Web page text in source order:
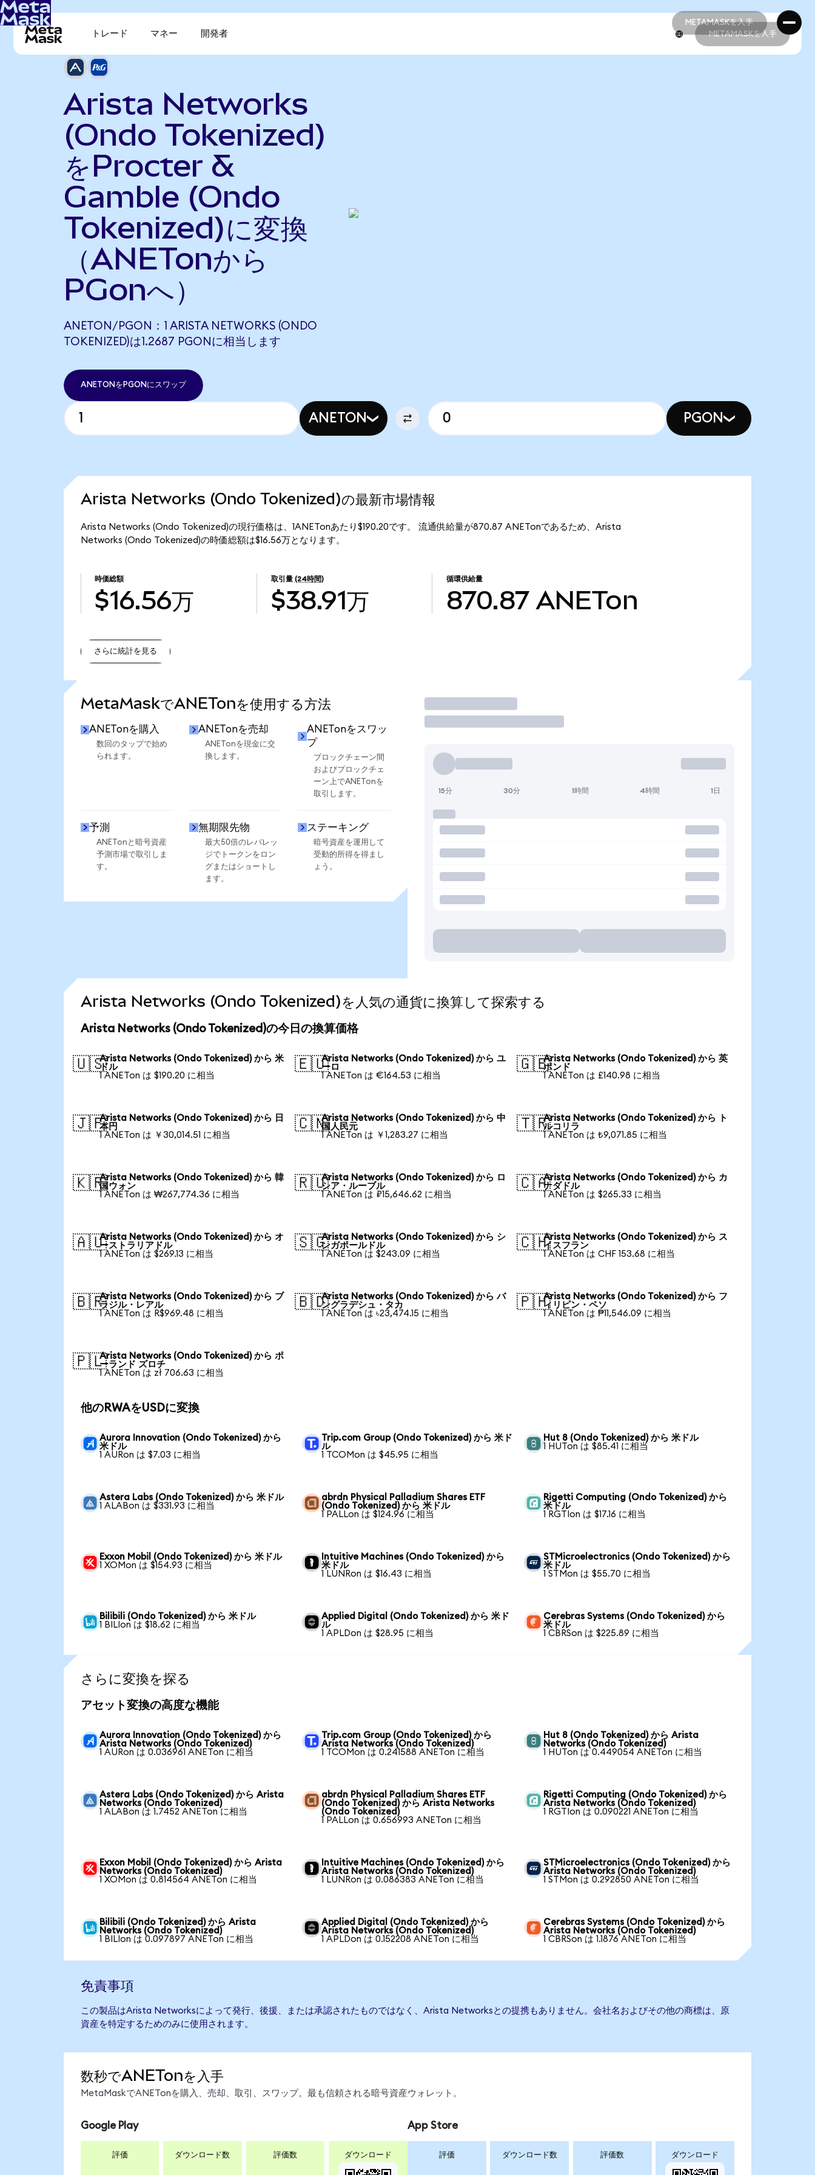
METAMASKを入手
METAMASKを入手
トレード マネー 開発者 METAMASKを入手
Arista Networks
(Ondo Tokenized)
をProcter &
Gamble (Ondo
Tokenized)に変換
（ANETonから
PGonへ）
ANETON/PGON：1 ARISTA NETWORKS (ONDO
TOKENIZED)は1.2687 PGONに相当します
ANETONをPGONにスワップ
ANETON PGON
Arista Networks (Ondo Tokenized)の最新市場情報
Arista Networks (Ondo Tokenized)の現行価格は、1ANETonあたり$190.20です。 流通供給量が870.87 ANETonであるため、Arista
Networks (Ondo Tokenized)の時価総額は$16.56万となります。
時価総額
$16.56万
取引量 (24時間)
$38.91万
循環供給量
870.87 ANETon
さらに統計を見る
MetaMaskでANETonを使用する方法
ANETonを購入
数回のタップで始め
られます。
ANETonを売却
ANETonを現金に交
換します。
ANETonをスワッ
プ
ブロックチェーン間
およびブロックチェ
ーン上でANETonを
取引します。
予測
ANETonと暗号資産
予測市場で取引しま
す。
無期限先物
最大50倍のレバレッ
ジでトークンをロン
グまたはショートし
ます。
ステーキング
暗号資産を運用して
受動的所得を得まし
ょう。
取引
15分 30分 1時間 4時間 1日
Arista Networks (Ondo Tokenized)を人気の通貨に換算して探索する
Arista Networks (Ondo Tokenized)の今日の換算価格
🇺🇸Arista Networks (Ondo Tokenized) から 米
ドル
1 ANETon は $190.20 に相当
🇪🇺Arista Networks (Ondo Tokenized) から ユ
ーロ
1 ANETon は €164.53 に相当
🇬🇧Arista Networks (Ondo Tokenized) から 英
ポンド
1 ANETon は £140.98 に相当
🇯🇵Arista Networks (Ondo Tokenized) から 日
本円
1 ANETon は ￥30,014.51 に相当
🇨🇳Arista Networks (Ondo Tokenized) から 中
国人民元
1 ANETon は ￥1,283.27 に相当
🇹🇷Arista Networks (Ondo Tokenized) から ト
ルコリラ
1 ANETon は ₺9,071.85 に相当
🇰🇷Arista Networks (Ondo Tokenized) から 韓
国ウォン
1 ANETon は ₩267,774.36 に相当
🇷🇺Arista Networks (Ondo Tokenized) から ロ
シア・ルーブル
1 ANETon は ₽15,646.62 に相当
🇨🇦Arista Networks (Ondo Tokenized) から カ
ナダドル
1 ANETon は $265.33 に相当
🇦🇺Arista Networks (Ondo Tokenized) から オ
ーストラリアドル
1 ANETon は $269.13 に相当
🇸🇬Arista Networks (Ondo Tokenized) から シ
ンガポールドル
1 ANETon は $243.09 に相当
🇨🇭Arista Networks (Ondo Tokenized) から ス
イスフラン
1 ANETon は CHF 153.68 に相当
🇧🇷Arista Networks (Ondo Tokenized) から ブ
ラジル・レアル
1 ANETon は R$969.48 に相当
🇧🇩Arista Networks (Ondo Tokenized) から バ
ングラデシュ・タカ
1 ANETon は ৳23,474.15 に相当
🇵🇭Arista Networks (Ondo Tokenized) から フ
ィリピン・ペソ
1 ANETon は ₱11,546.09 に相当
🇵🇱Arista Networks (Ondo Tokenized) から ポ
ーランド ズロチ
1 ANETon は zł 706.63 に相当
他のRWAをUSDに変換
Aurora Innovation (Ondo Tokenized) から
米ドル
1 AURon は $7.03 に相当
Trip.com Group (Ondo Tokenized) から 米ド
ル
1 TCOMon は $45.95 に相当
Hut 8 (Ondo Tokenized) から 米ドル
1 HUTon は $85.41 に相当
Astera Labs (Ondo Tokenized) から 米ドル
1 ALABon は $331.93 に相当
abrdn Physical Palladium Shares ETF
(Ondo Tokenized) から 米ドル
1 PALLon は $124.96 に相当
Rigetti Computing (Ondo Tokenized) から
米ドル
1 RGTIon は $17.16 に相当
Exxon Mobil (Ondo Tokenized) から 米ドル
1 XOMon は $154.93 に相当
Intuitive Machines (Ondo Tokenized) から
米ドル
1 LUNRon は $16.43 に相当
STMicroelectronics (Ondo Tokenized) から
米ドル
1 STMon は $55.70 に相当
Bilibili (Ondo Tokenized) から 米ドル
1 BILIon は $18.62 に相当
Applied Digital (Ondo Tokenized) から 米ド
ル
1 APLDon は $28.95 に相当
Cerebras Systems (Ondo Tokenized) から
米ドル
1 CBRSon は $225.89 に相当
さらに変換を探る
アセット変換の高度な機能
Aurora Innovation (Ondo Tokenized) から
Arista Networks (Ondo Tokenized)
1 AURon は 0.036961 ANETon に相当
Trip.com Group (Ondo Tokenized) から
Arista Networks (Ondo Tokenized)
1 TCOMon は 0.241588 ANETon に相当
Hut 8 (Ondo Tokenized) から Arista
Networks (Ondo Tokenized)
1 HUTon は 0.449054 ANETon に相当
Astera Labs (Ondo Tokenized) から Arista
Networks (Ondo Tokenized)
1 ALABon は 1.7452 ANETon に相当
abrdn Physical Palladium Shares ETF
(Ondo Tokenized) から Arista Networks
(Ondo Tokenized)
1 PALLon は 0.656993 ANETon に相当
Rigetti Computing (Ondo Tokenized) から
Arista Networks (Ondo Tokenized)
1 RGTIon は 0.090221 ANETon に相当
Exxon Mobil (Ondo Tokenized) から Arista
Networks (Ondo Tokenized)
1 XOMon は 0.814564 ANETon に相当
Intuitive Machines (Ondo Tokenized) から
Arista Networks (Ondo Tokenized)
1 LUNRon は 0.086383 ANETon に相当
STMicroelectronics (Ondo Tokenized) から
Arista Networks (Ondo Tokenized)
1 STMon は 0.292850 ANETon に相当
Bilibili (Ondo Tokenized) から Arista
Networks (Ondo Tokenized)
1 BILIon は 0.097897 ANETon に相当
Applied Digital (Ondo Tokenized) から
Arista Networks (Ondo Tokenized)
1 APLDon は 0.152208 ANETon に相当
Cerebras Systems (Ondo Tokenized) から
Arista Networks (Ondo Tokenized)
1 CBRSon は 1.1876 ANETon に相当
免責事項
この製品はArista Networksによって発行、後援、または承認されたものではなく、Arista Networksとの提携もありません。会社名およびその他の商標は、原
資産を特定するためのみに使用されます。
数秒でANETonを入手
MetaMaskでANETonを購入、売却、取引、スワップ。最も信頼される暗号資産ウォレット。
Google Play
評価 ダウンロード数 評価数 ダウンロード
App Store
評価 ダウンロード数 評価数 ダウンロード